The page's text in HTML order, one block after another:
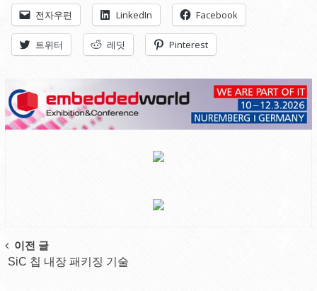
전자우편 LinkedIn Facebook
트위터 레딧 Pinterest
Post
navigation
이전 글
SiC 칩 내장 패키징 기술